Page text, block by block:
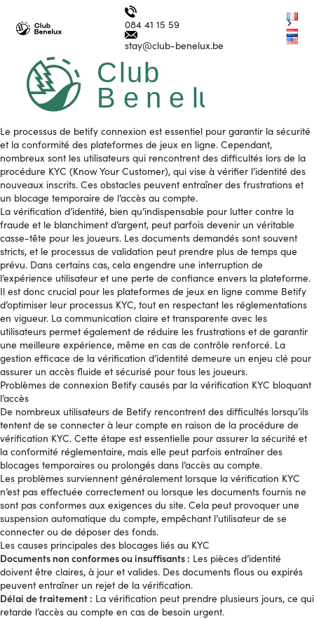
G
B
touristique
Logo
Benelux
084 41 15 59
stay@club-benelux.be
nl
en
Le processus de betify connexion est essentiel pour garantir la sécurité
et la conformité des plateformes de jeux en ligne. Cependant,
nombreux sont les utilisateurs qui rencontrent des difficultés lors de la
procédure KYC (Know Your Customer), qui vise à vérifier l’identité des
nouveaux inscrits. Ces obstacles peuvent entraîner des frustrations et
un blocage temporaire de l’accès au compte.
La vérification d’identité, bien qu’indispensable pour lutter contre la
fraude et le blanchiment d’argent, peut parfois devenir un véritable
casse-tête pour les joueurs. Les documents demandés sont souvent
stricts, et le processus de validation peut prendre plus de temps que
prévu. Dans certains cas, cela engendre une interruption de
l’expérience utilisateur et une perte de confiance envers la plateforme.
Il est donc crucial pour les plateformes de jeux en ligne comme Betify
d’optimiser leur processus KYC, tout en respectant les réglementations
en vigueur. La communication claire et transparente avec les
utilisateurs permet également de réduire les frustrations et de garantir
une meilleure expérience, même en cas de contrôle renforcé. La
gestion efficace de la vérification d’identité demeure un enjeu clé pour
assurer un accès fluide et sécurisé pour tous les joueurs.
Problèmes de connexion Betify causés par la vérification KYC bloquant
l’accès
De nombreux utilisateurs de Betify rencontrent des difficultés lorsqu’ils
tentent de se connecter à leur compte en raison de la procédure de
vérification KYC. Cette étape est essentielle pour assurer la sécurité et
la conformité réglementaire, mais elle peut parfois entraîner des
blocages temporaires ou prolongés dans l’accès au compte.
Les problèmes surviennent généralement lorsque la vérification KYC
n’est pas effectuée correctement ou lorsque les documents fournis ne
sont pas conformes aux exigences du site. Cela peut provoquer une
suspension automatique du compte, empêchant l’utilisateur de se
connecter ou de déposer des fonds.
Les causes principales des blocages liés au KYC
Documents non conformes ou insuffisants : Les pièces d’identité
doivent être claires, à jour et valides. Des documents flous ou expirés
peuvent entraîner un rejet de la vérification.
Délai de traitement : La vérification peut prendre plusieurs jours, ce qui
retarde l’accès au compte en cas de besoin urgent.